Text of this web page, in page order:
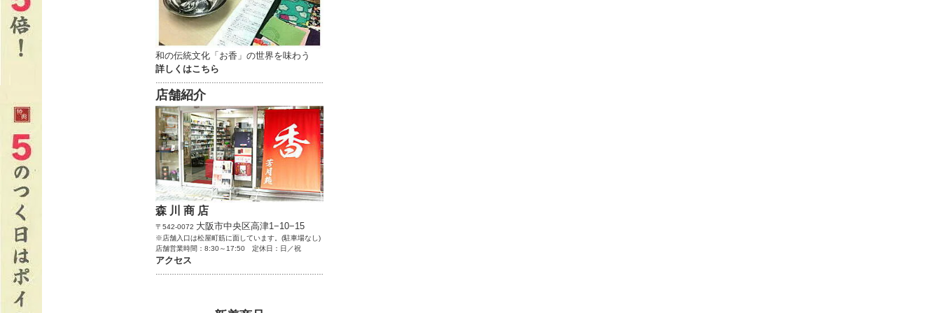
和の伝統文化「お香」の世界を味わう
詳しくはこちら
………………………………………………………………
店舗紹介
森 川 商 店
〒542-0072 大阪市中央区高津1−10−15
※店舗入口は松屋町筋に面しています。(駐車場なし)
店舗営業時間：8:30～17:50 定休日：日／祝
アクセス
………………………………………………………………